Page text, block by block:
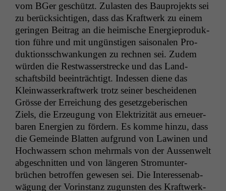
vom BGer geschützt. Zulas­ten des Baupro­jek­ts sei
zu berück­sichti­gen, dass das Kraftwerk zu einem
gerin­gen Beitrag an die heimis­che Energiepro­duk­
tion führe und mit ungün­sti­gen saisonalen Pro­
duk­tion­ss­chwankun­gen zu rech­nen sei. Zudem
wür­den die Rest­wasser­strecke und das Land­
schafts­bild beein­trächtigt. Indessen diene das
Klein­wasserkraftwerk trotz sein­er beschei­de­nen
Grösse der Erre­ichung des geset­zge­berischen
Ziels, die Erzeu­gung von Elek­triz­ität aus erneuer­
baren Energien zu fördern. Es komme hinzu, dass
die Gemeinde Blat­ten auf­grund von Law­inen und
Hochwassern schon mehrmals von der Aussen­welt
abgeschnit­ten und von län­geren Stro­munter­
brüchen betrof­fen gewe­sen sei. Die Inter­essen­ab­
wä­gung der Vorin­stanz zugun­sten des Kraftwerk­